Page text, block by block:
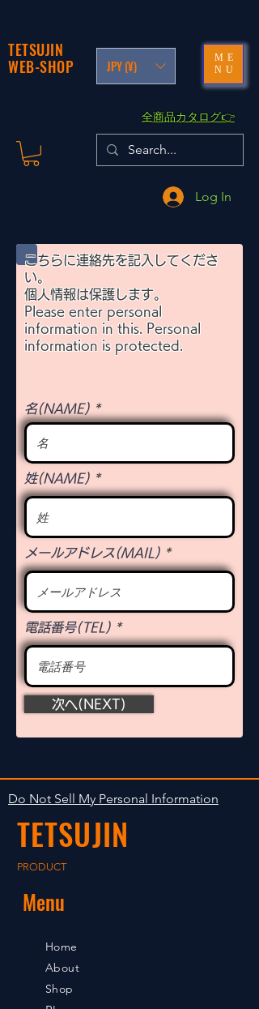
TETSUJIN
WEB-SHOP
JPY (¥)
ME
NU
​全商品カタログ👉
Log In
こちらに連絡先を記入してくださ
い。
​個人情報は保護します。
Please enter personal
information in this. Personal
information is protected.
名(NAME)
姓(NAME)
メールアドレス(MAIL)
電話番号(TEL)
次へ(NEXT)
Do Not Sell My Personal Information
TETSUJIN
PRODUCT
Menu
Home
About
Shop